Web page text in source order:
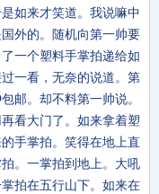
如来才笑道。我说嘛中
外的。随机向第一帅要
一个塑料手掌拍递给如
一看，无奈的说道。第
邮。却不料第一帅说。
看大门了。如来拿着塑
手掌拍。笑得在地上直
。一掌拍到地上。大吼
拍在五行山下。如来在